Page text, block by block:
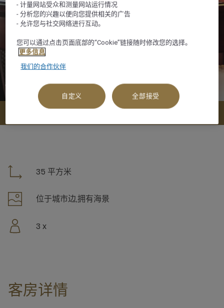
35 平方米
位于城市边,拥有海景
3 x
客房详情
- 计量网站受众和测量网站运行情况
- 分析您的兴趣以便向您提供相关的广告
- 允许您与社交网络进行互动。
您可以通过点击页面底部的“Cookie”链接随时修改您的选择。
更多信息
我们的合作伙伴
自定义 全部接受